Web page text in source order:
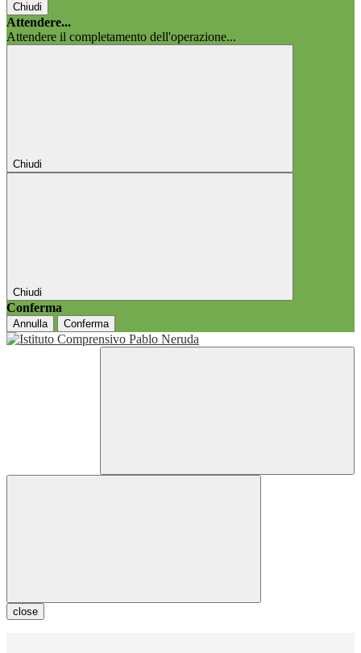
Chiudi
Attendere...
Attendere il completamento dell'operazione...
Chiudi
Chiudi
Conferma
Annulla Conferma
close